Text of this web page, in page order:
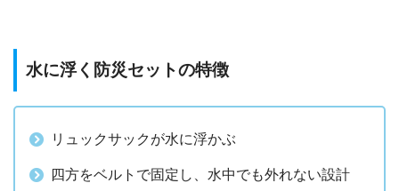
水に浮く防災セットの特徴
リュックサックが水に浮かぶ
四方をベルトで固定し、水中でも外れない設計